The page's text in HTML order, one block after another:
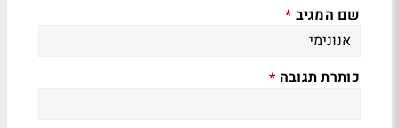
שם המגיב *
כותרת תגובה *